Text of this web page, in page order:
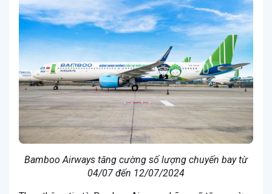
Bamboo Airways tăng cường số lượng chuyến bay từ
04/07 đến 12/07/2024